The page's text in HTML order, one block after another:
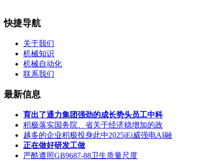
快捷导航
关于我们
机械知识
机械自动化
联系我们
最新信息
育出了通力集团强劲的成长势头员工中科
积极落实国务院、省关于经济稳增加的政
越多的企业积极投身此中2025iEi威强电AI融
正在做好研发工做
严酷遵照GB9687-88卫生质量尺度